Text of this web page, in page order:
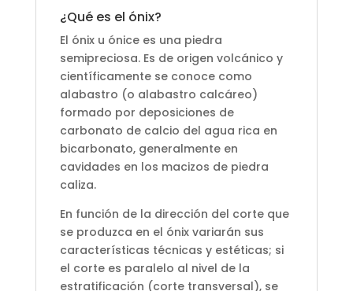
¿Qué es el ónix?
El ónix u ónice es una piedra
semipreciosa. Es de origen volcánico y
científicamente se conoce como
alabastro (o alabastro calcáreo)
formado por deposiciones de
carbonato de calcio del agua rica en
bicarbonato, generalmente en
cavidades en los macizos de piedra
caliza.
En función de la dirección del corte que
se produzca en el ónix variarán sus
características técnicas y estéticas; si
el corte es paralelo al nivel de la
estratificación (corte transversal), se